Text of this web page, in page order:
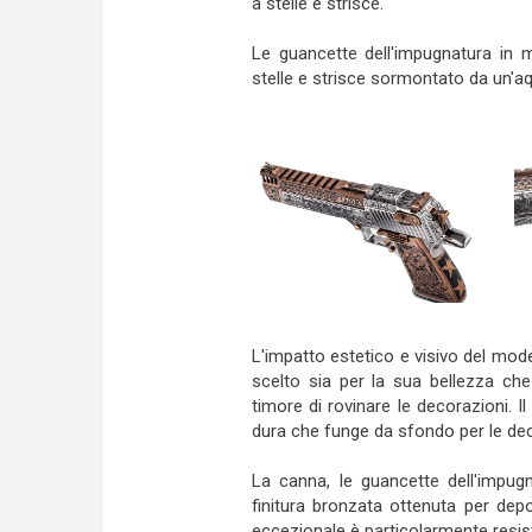
Le guancette dell'impugnatura
stelle e strisce sormontato da
L'impatto estetico e visivo del
scelto sia per la sua bellezza
timore di rovinare le decorazioni.
dura che funge da sfondo per le
La canna, le guancette
finitura bronzata ottenuta per